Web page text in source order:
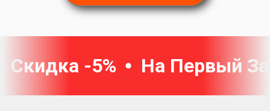
Скидка -5% На Первый